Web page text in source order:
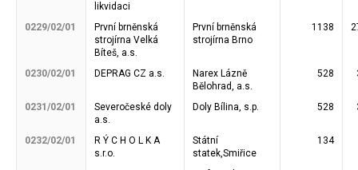
likvidaci
0229/02/01
První brněnská
strojírna Velká
Bíteš, a.s.
První brněnská
strojírna Brno
1138
0230/02/01 DEPRAG CZ a.s.
Narex Lázně
Bělohrad, a.s.
528
0231/02/01
Severočeské doly
a.s.
Doly Bílina, s.p. 528
0232/02/01
R Ý C H O L K A
s.r.o.
Státní
statek,Smiřice
134